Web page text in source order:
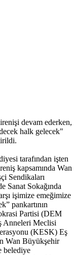
devam ederken,
halk gelecek"
tarafından işten
kapsamında Wan
Sendikaları
Sanat Sokağında
işimize emeğimize
pankartının
Partisi (DEM
Anneleri Meclisi
(KESK) Eş
Wan Büyükşehir
belediye